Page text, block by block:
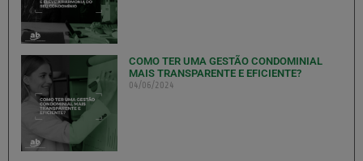
COMO TER UMA GESTÃO CONDOMINIAL
MAIS TRANSPARENTE E EFICIENTE?
04/06/2024